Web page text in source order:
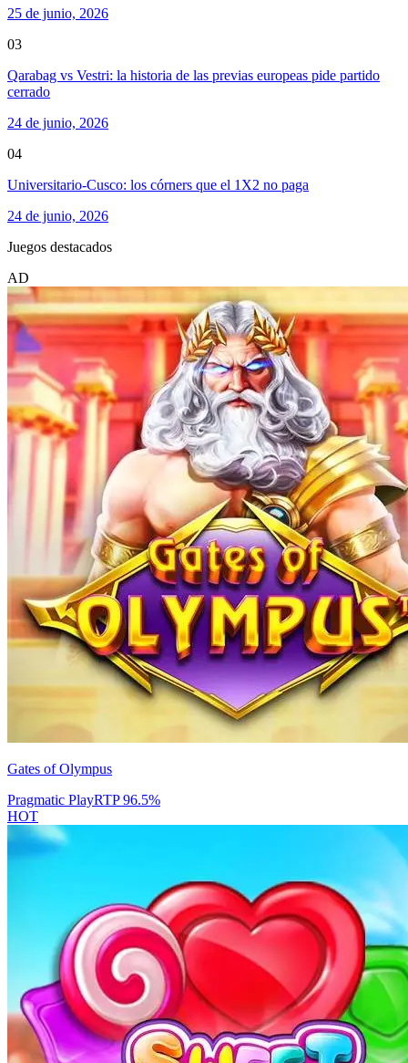
25 de junio, 2026
03
Qarabag vs Vestri: la historia de las previas europeas pide partido
cerrado
24 de junio, 2026
04
Universitario-Cusco: los córners que el 1X2 no paga
24 de junio, 2026
Juegos destacados
AD
Gates of Olympus
Pragmatic PlayRTP96.5%
HOT